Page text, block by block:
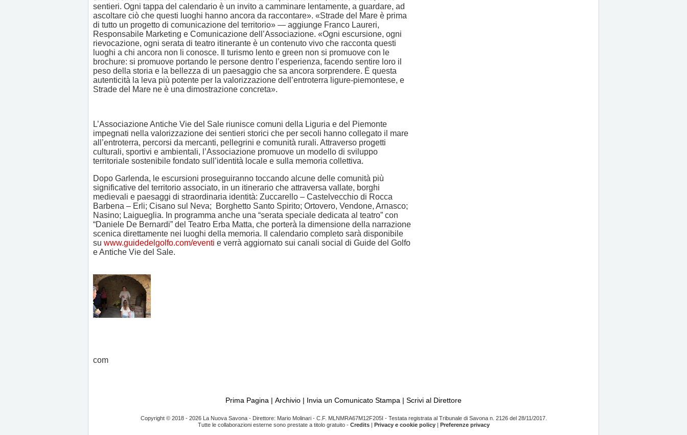
sentieri. Ogni tappa del calendario è un invito a camminare lentamente, a guardare, ad
ascoltare ciò che questi luoghi hanno ancora da raccontare». «Strade del Mare è prima
di tutto un progetto di comunicazione del territorio» — aggiunge Franco Laureri,
Responsabile Marketing e Comunicazione dell’Associazione. «Ogni escursione, ogni
rievocazione, ogni serata di teatro itinerante è un contenuto vivo che racconta questi
luoghi a chi ancora non li conosce. Il turismo lento e green non si promuove con le
brochure: si promuove portando le persone dentro l’esperienza, facendo sentire loro il
peso della storia e la bellezza di un paesaggio che sa ancora sorprendere. È questa
autenticità la leva più potente per la valorizzazione dell’entroterra ligure-piemontese, e
Strade del Mare ne è una dimostrazione concreta».
L’Associazione Antiche Vie del Sale riunisce comuni della Liguria e del Piemonte
impegnati nella valorizzazione dei sentieri storici che per secoli hanno collegato il mare
all’entroterra, percorsi da mercanti, pellegrini e comunità rurali. Attraverso progetti
culturali, sportivi e ambientali, l’Associazione promuove un modello di sviluppo
territoriale sostenibile fondato sull’identità locale e sulla memoria collettiva.
Dopo Garlenda, le escursioni proseguiranno toccando alcune delle comunità più
significative del territorio associato, in un itinerario che attraversa vallate, borghi
medievali e paesaggi di straordinaria identità: Zuccarello – Castelvecchio di Rocca
Barbena – Erli; Cisano sul Neva; Borghetto Santo Spirito; Ortovero, Vendone, Arnasco;
Nasino; Laigueglia. In programma anche una “serata speciale dedicata al teatro” con
“Daniele De Bernardi” del Teatro Erba Matta, che porterà la dimensione della narrazione
scenica direttamente nei luoghi della memoria. Il calendario completo sarà disponibile
su www.guidedelgolfo.com/eventi e verrà aggiornato sui canali social di Guide del Golfo
e Antiche Vie del Sale.
com
Prima Pagina | Archivio | Invia un Comunicato Stampa | Scrivi al Direttore
Copyright © 2018 - 2026 La Nuova Savona - Direttore: Mario Molinari - C.F. MLNMRA67M12F205I - Testata registrata al Tribunale di Savona n. 2126 del 28/11/2017.
Tutte le collaborazioni esterne sono prestate a titolo gratuito - Credits| Privacy e cookie policy| Preferenze privacy